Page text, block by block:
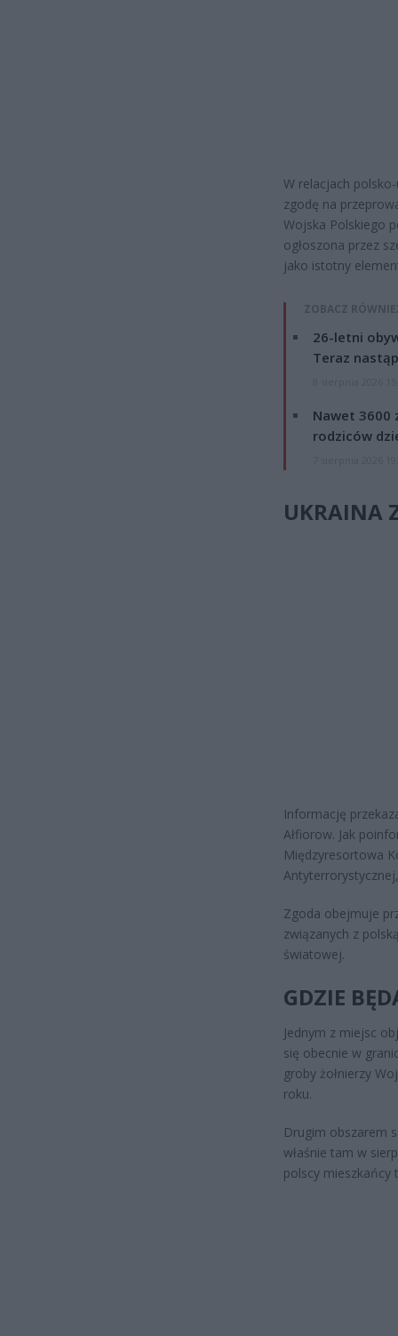
W relacjach
zgodę na
Wojska Polskiego
ogłoszona przez
jako istotny
ZOBACZ
26-letni
Teraz
Nawet 3600
rodziców
UKRAINA
Informację
Ałfiorow. Jak
Międzyresortowa
Zgoda obejmuje
związanych z
światowej.
GDZIE
Jednym z miejsc
się obecnie w
groby żołnierzy
roku.
Drugim obszarem
właśnie tam w
polscy mieszkańcy